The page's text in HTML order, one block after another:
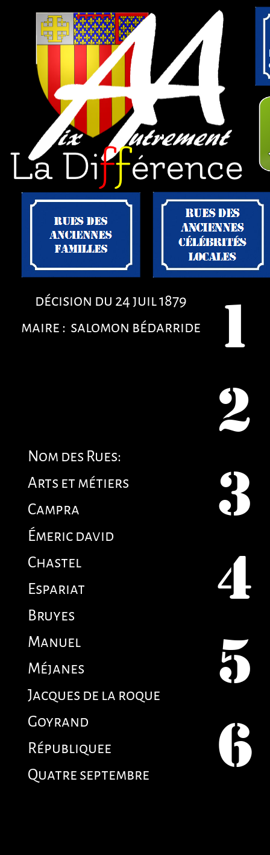
1
2
3
4
5
6
Nom des Rues:
Arts et métiers
Campra
Émeric david
Chastel
Espariat
Bruyes
Manuel
Méjanes
Jacques de la roque
Goyrand
Républiquee
Quatre septembre
décision du 24 juil 1879
maire : salomon bédarride